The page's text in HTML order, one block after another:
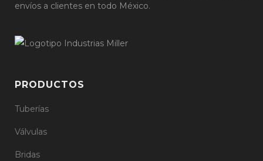
envíos a clientes en todo México.
PRODUCTOS
Tuberías
Válvulas
Bridas